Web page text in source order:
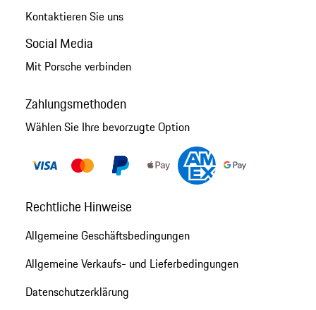
Kontaktieren Sie uns
Social Media
Mit Porsche verbinden
Zahlungsmethoden
Wählen Sie Ihre bevorzugte Option
Rechtliche Hinweise
Allgemeine Geschäftsbedingungen
Allgemeine Verkaufs- und Lieferbedingungen
Datenschutzerklärung